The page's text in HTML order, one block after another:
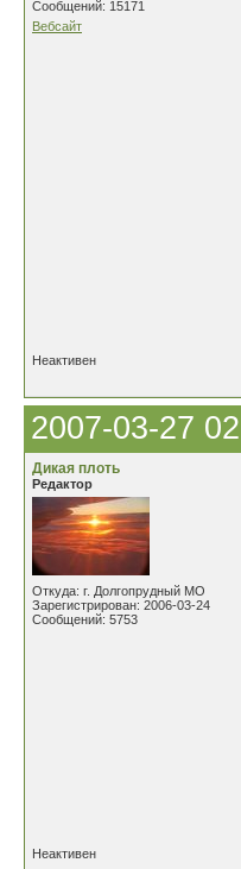
Сообщений: 15171
Вебсайт
Неактивен
2007-03-27
Дикая плоть
Редактор
Откуда: г. Долгопрудный МО
Зарегистрирован: 2006-03-24
Сообщений: 5753
Неактивен